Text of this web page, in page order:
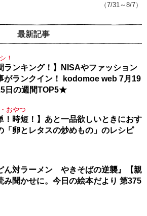
（7/31～8/7）
最新記事
！
ランキング！】NISAやファッション
がランクイン！ kodomoe web 7月19
日の週間TOP5★
おやつ
！時短！】あと一品欲しいときにおす
「卵とレタスの炒めもの」のレシピ
ん対ラーメン やきそばの逆襲』【親
み聞かせに。今日の絵本だより 第375